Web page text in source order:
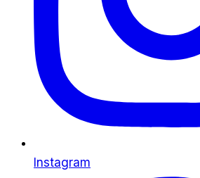
Instagram